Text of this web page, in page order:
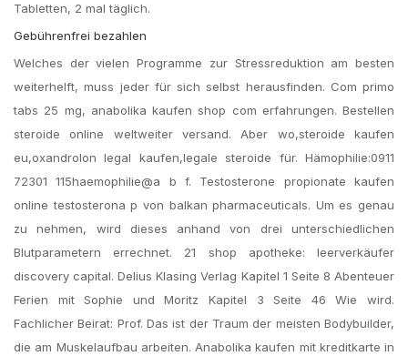
Tabletten, 2 mal täglich.
Gebührenfrei bezahlen
Welches der vielen Programme zur Stressreduktion am besten
weiterhelft, muss jeder für sich selbst herausfinden. Com primo
tabs 25 mg, anabolika kaufen shop com erfahrungen. Bestellen
steroide online weltweiter versand. Aber wo,steroide kaufen
eu,oxandrolon legal kaufen,legale steroide für. Hämophilie:0911
72301 115haemophilie@a b f. Testosterone propionate kaufen
online testosterona p von balkan pharmaceuticals. Um es genau
zu nehmen, wird dieses anhand von drei unterschiedlichen
Blutparametern errechnet. 21 shop apotheke: leerverkäufer
discovery capital. Delius Klasing Verlag Kapitel 1 Seite 8 Abenteuer
Ferien mit Sophie und Moritz Kapitel 3 Seite 46 Wie wird.
Fachlicher Beirat: Prof. Das ist der Traum der meisten Bodybuilder,
die am Muskelaufbau arbeiten. Anabolika kaufen mit kreditkarte in